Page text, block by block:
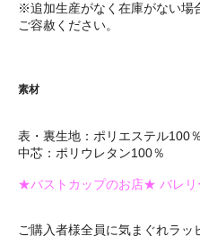
※追加生産がなく在庫がない場
ご容赦ください。
素材
表・裏生地：ポリエステル100％
中芯：ポリウレタン100％
★バストカップのお店★ バレリ
ご購入者様全員に気まぐれラッ